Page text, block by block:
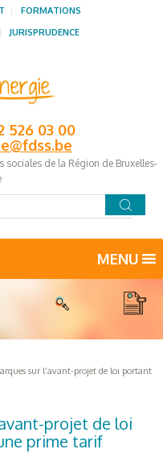
526 03 00
de la Région de Bruxelles-
FORMATIONS
JURISPRUDENCE
MENU
sur l’avant-projet de loi portant
projet de loi
prime tarif